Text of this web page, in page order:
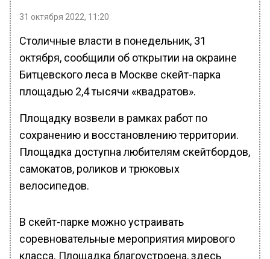
31 октября 2022, 11:20
Столичные власти в понедельник, 31
октября, сообщили об открытии на окраине
Битцевского леса в Москве скейт-парка
площадью 2,4 тысячи «квадратов».
Площадку возвели в рамках работ по
сохранению и восстановлению территории.
Площадка доступна любителям скейтбордов,
самокатов, роликов и трюковых
велосипедов.
В скейт-парке можно устраивать
соревновательные мероприятия мирового
класса. Площадка благоустроена, здесь